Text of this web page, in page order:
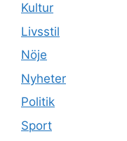
Kultur
Livsstil
Nöje
Nyheter
Politik
Sport